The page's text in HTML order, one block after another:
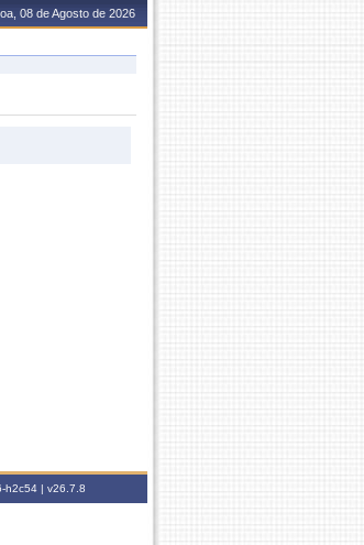
08 de Agosto de 2026
h2c54 | v26.7.8